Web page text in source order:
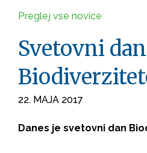
Preglej vse novice
Svetovni dan
22. MAJA 2017
Danes je svetovni dan